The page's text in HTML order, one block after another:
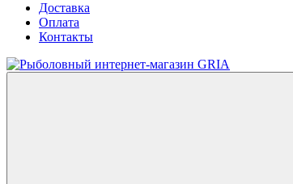
Доставка
Оплата
Контакты